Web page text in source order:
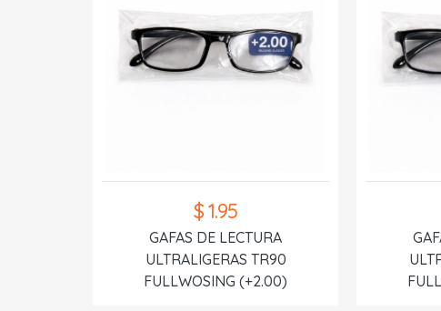
$ 1.95
GAFAS DE LECTURA
ULTRALIGERAS TR90
FULLWOSING (+2.00)